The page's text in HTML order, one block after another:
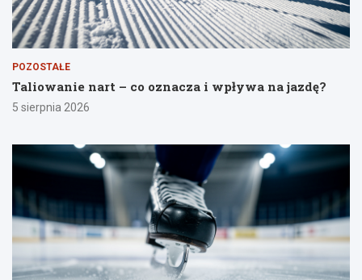
POZOSTAŁE
Taliowanie nart – co oznacza i wpływa na jazdę?
5 sierpnia 2026